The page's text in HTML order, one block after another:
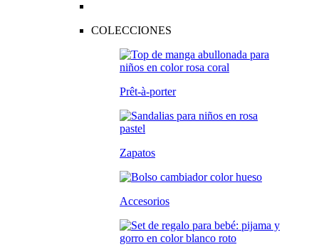
COLECCIONES
Prêt-à-porter
Zapatos
Accesorios